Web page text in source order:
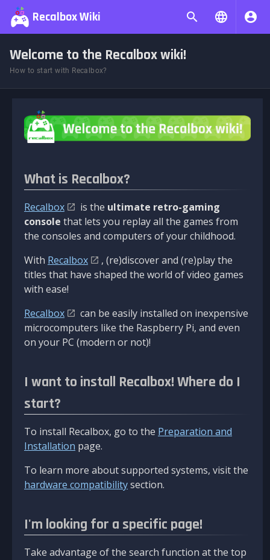
Recalbox Wiki
Welcome to the Recalbox wiki!
How to start with Recalbox?
What is Recalbox?
Recalbox is the ultimate retro-gaming
console that lets you replay all the games from
the consoles and computers of your childhood.
With Recalbox
, (re)discover and (re)play the
titles that have shaped the world of video games
with ease!
Recalbox
can be easily installed on inexpensive
microcomputers like the Raspberry Pi, and even
on your PC (modern or not)!
I want to install Recalbox! Where do I
start?
To install Recalbox, go to the Preparation and
Installation page.
To learn more about supported systems, visit the
hardware compatibilitysection.
I'm looking for a specific page!
Take advantage of the search function at the top